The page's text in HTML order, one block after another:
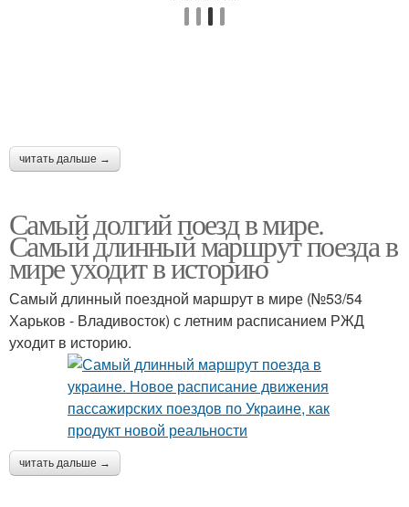
читать дальше →
Самый долгий поезд в мире.
Самый длинный маршрут поезда в
мире уходит в историю
Самый длинный поездной маршрут в мире (№53/54
Харьков - Владивосток) с летним расписанием РЖД
уходит в историю.
читать дальше →